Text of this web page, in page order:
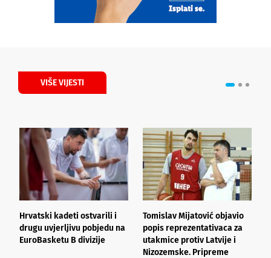
VIŠE VIJESTI
Hrvatski kadeti ostvarili i
drugu uvjerljivu pobjedu na
EuroBasketu B divizije
Tomislav Mijatović objavio
popis reprezentativaca za
utakmice protiv Latvije i
Nizozemske. Pripreme